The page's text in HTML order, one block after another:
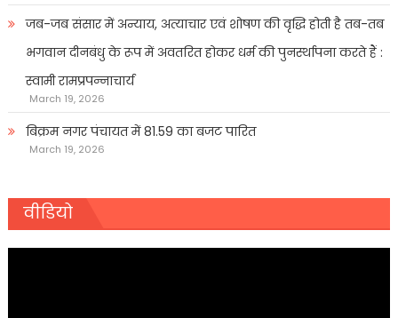
जब-जब संसार में अन्याय, अत्याचार एवं शोषण की वृद्धि होती है तब-तब
भगवान दीनबंधु के रूप में अवतरित होकर धर्म की पुनर्स्थापना करते हैं :
स्वामी रामप्रपन्नाचार्य
March 19, 2026
बिक्रम नगर पंचायत में 81.59 का बजट पारित
March 19, 2026
वीडियो